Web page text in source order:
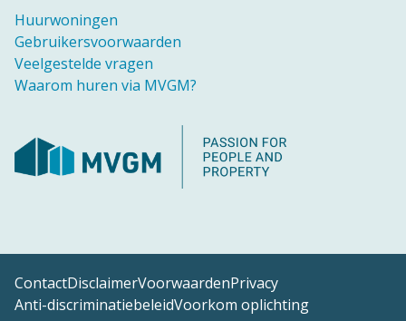
Huurwoningen
Gebruikersvoorwaarden
Veelgestelde vragen
Waarom huren via MVGM?
ContactDisclaimerVoorwaardenPrivacy
Anti-discriminatiebeleidVoorkom oplichting